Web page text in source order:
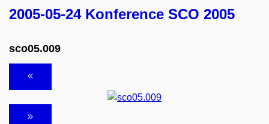
2005-05-24 Konference SCO 2005
sco05.009